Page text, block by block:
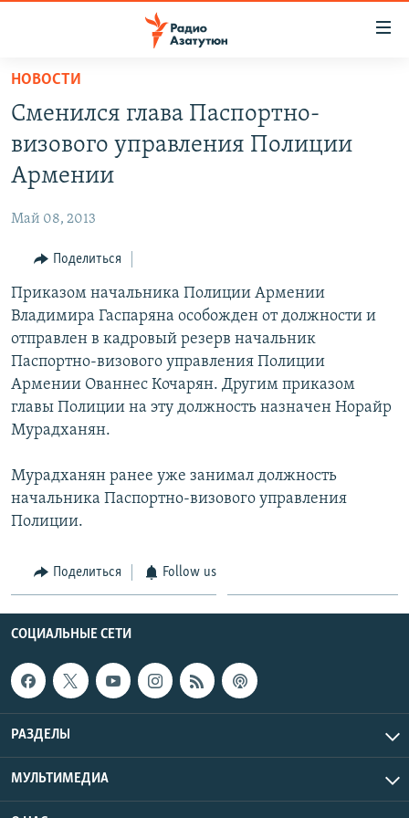
Перейти
основному
содержанию
Перейти
основной
Перейти
поиску
ПОЛИТИКА
ЭКОНОМИКА
РЕГИОН
НАГОРНЫЙ КАРАБАХ
КУЛЬТУРА
СПОРТ
АРХИВ
Հայերեն
English
Русский
НОВОСТИ
Сменился глава Паспортно-
визового управления Полиции
Армении
Май 08, 2013
Поделиться
Приказом начальника Полиции Армении
Владимира Гаспаряна особожден от должности и
отправлен в кадровый резерв начальник
Паспортно-визового управления Полиции
Армении Ованнес Кочарян. Другим приказом
главы Полиции на эту должность назначен Норайр
Мурадханян.
Мурадханян ранее уже занимал должность
начальника Паспортно-визового управления
Полиции.
Поделиться Follow us
СОЦИАЛЬНЫЕ СЕТИ
РАЗДЕЛЫ
МУЛЬТИМЕДИА